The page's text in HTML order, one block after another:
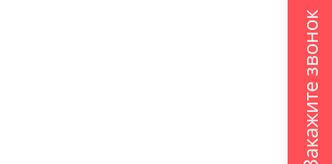
Закажите звонок